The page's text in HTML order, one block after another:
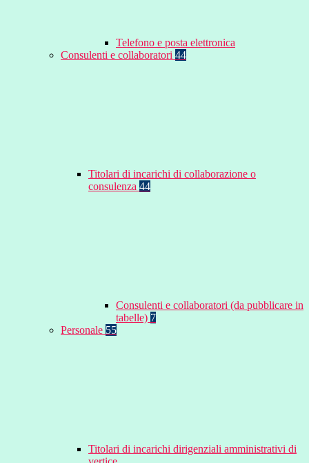
Telefono e posta elettronica
Consulenti e collaboratori 44
Titolari di incarichi di collaborazione o
consulenza 44
Consulenti e collaboratori (da pubblicare in
tabelle) 7
Personale 55
Titolari di incarichi dirigenziali amministrativi di